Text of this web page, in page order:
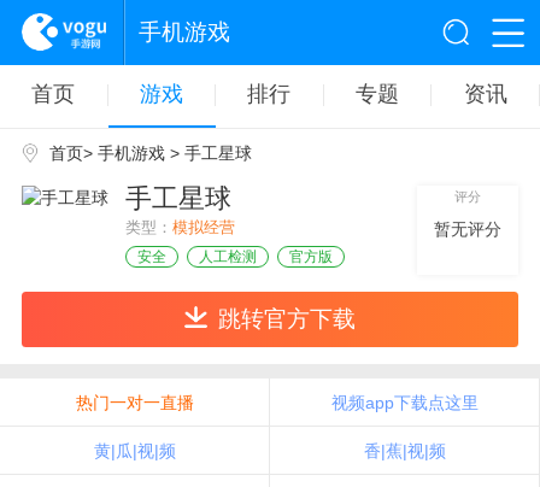
手机游戏
首页 游戏 排行 专题 资讯
首页> 手机游戏> 手工星球
手工星球
类型： 模拟经营
安全 人工检测 官方版
评分
暂无评分
跳转官方下载
热门一对一直播 视频app下载点这里
黄|瓜|视|频 香|蕉|视|频